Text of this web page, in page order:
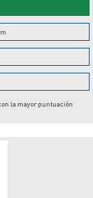
la mayor puntuación